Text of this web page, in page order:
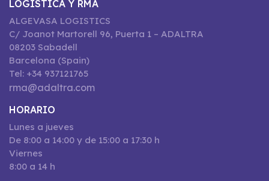
LOGÍSTICA Y RMA
ALGEVASA LOGISTICS
C/ Joanot Martorell 96, Puerta 1 – ADALTRA
08203 Sabadell
Barcelona (Spain)
Tel: +34 937121765
rma@adaltra.com
HORARIO
Lunes a jueves
De 8:00 a 14:00 y de 15:00 a 17:30 h
Viernes
8:00 a 14 h